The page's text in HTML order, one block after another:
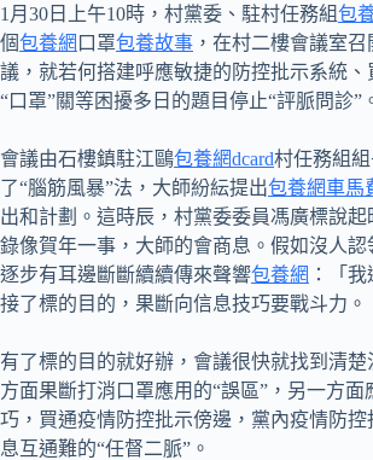
1月30日上午10時，村黨委、駐村任務組包
個包養網 口罩包養故事 ，在村二樓會議室
議，就若何搭建呼應敏捷的防控批示系統
“口罩”關等困擾多日的題目停止“評脈問診”
會議由石樓鎮駐江鷗包養網dcard村任務組
了“腦筋風暴”法，大師紛紜提出包養網車馬
出和計劃。這時辰，村黨委委員馮廣標說
錄像賀年一事，大師的會商息。假如沒人認
逐步有耳邊斷斷續續傳來聲響包養網 ：「
接了標的目的，果斷向信息技巧要戰斗力。
有了標的目的就好辦，會議很快就找到清楚
方面果斷打消口罩應用的“誤區”，另一方面
巧，買通疫情防控批示傍邊，黨內疫情防
息互通難的“任督二脈”。